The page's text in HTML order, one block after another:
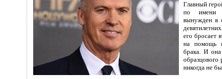
Главный
по имени
вынужден в
его бросает
на помощь
брака. И она
образцового
никогда не